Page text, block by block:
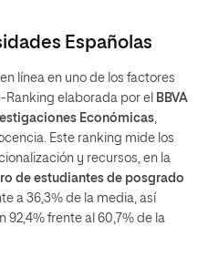
Españolas
línea en uno de los factores
elaborada por el BBVA
Económicas,
Este ranking mide los
y recursos, en la
de estudiantes de posgrado
a 36,3% de la media, así
92,4% frente al 60,7% de la